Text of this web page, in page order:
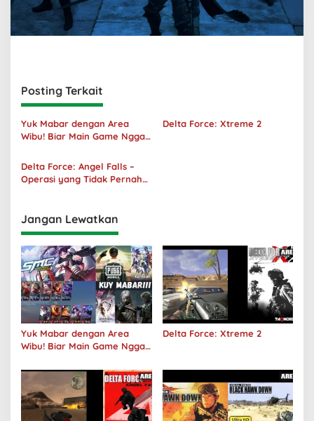
Posting Terkait
Yuk Mabar dengan Area
Wibu! Biar Main Game Nggak
Delta Force: Xtreme 2
Delta Force: Angel Falls –
Operasi yang Tidak Pernah
Jangan Lewatkan
Yuk Mabar dengan Area
Wibu! Biar Main Game Nggak
Delta Force: Xtreme 2